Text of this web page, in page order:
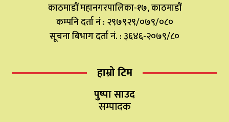
काठमाडौं महानगरपालिका-१७, काठमाडौं
कम्पनि दर्ता नं : २९७९२९/०७९/०८०
सूचना बिभाग दर्ता नं. : ३६४६-२०७९/८०
हाम्रो टिम
पुष्पा साउद
सम्पादक